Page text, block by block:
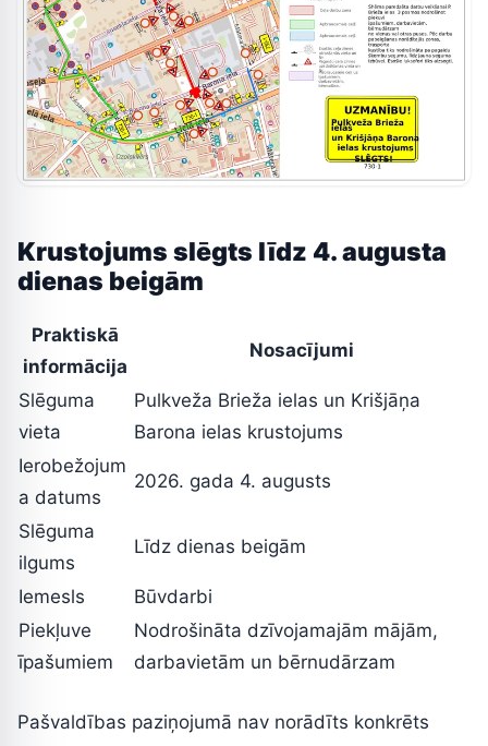
Krustojums slēgts līdz 4. augusta
dienas beigām
Praktiskā
informācija
Nosacījumi
Slēguma
vieta
Pulkveža Brieža ielas un Krišjāņa
Barona ielas krustojums
Ierobežojum
a datums
2026. gada 4. augusts
Slēguma
ilgums
Līdz dienas beigām
Iemesls
Būvdarbi
Piekļuve
īpašumiem
Nodrošināta dzīvojamajām mājām,
darbavietām un bērnudārzam
Pašvaldības paziņojumā nav norādīts konkrēts